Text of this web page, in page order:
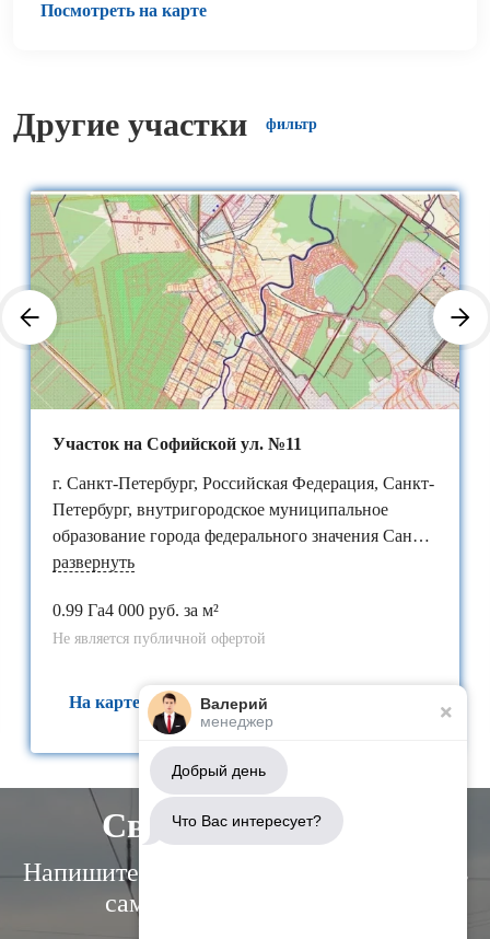
Посмотреть на карте
Другие участки фильтр
Участок на Софийской ул. №11
г. Санкт-Петербург, Российская Федерация, Санкт-
Петербург, внутригородское муниципальное
образование города федерального значения Санкт-
Петербурга​ поселок Петро-Славянка, территория
развернуть
0.99 Га4 000 руб. за м²
Не является публичной офертой
На карте
Свяжитесь с нами
Напишите нам, и мы свяжемся с вами в
самое ближайшее время:
Валерий
менеджер
Добрый день
Что Вас интересует?